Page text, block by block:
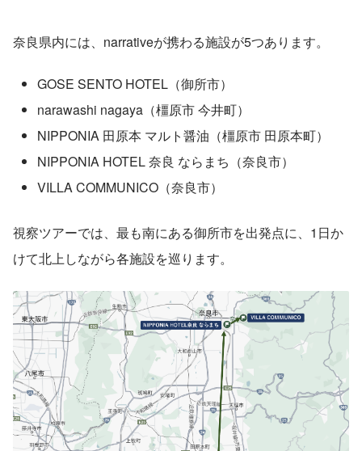
奈良県内には、narrativeが携わる施設が5つあります。
GOSE SENTO HOTEL（御所市）
narawashi nagaya（橿原市 今井町）
NIPPONIA 田原本 マルト醤油（橿原市 田原本町）
NIPPONIA HOTEL 奈良 ならまち（奈良市）
VILLA COMMUNICO（奈良市）
視察ツアーでは、最も南にある御所市を出発点に、1日か
けて北上しながら各施設を巡ります。